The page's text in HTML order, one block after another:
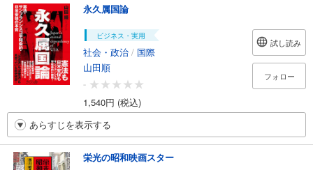
永久属国論
ビジネス・実用
社会・政治 / 国際
山田順
-
1,540円 (税込)
試し読み
フォロー
あらすじを表示する
栄光の昭和映画スター